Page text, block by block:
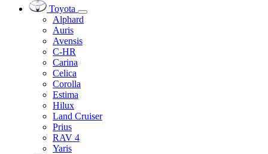
Toyota
Alphard
Auris
Avensis
C-HR
Carina
Celica
Corolla
Estima
Hilux
Land Cruiser
Prius
RAV 4
Yaris